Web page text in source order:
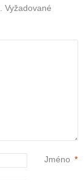
Vyžadované
Jméno *